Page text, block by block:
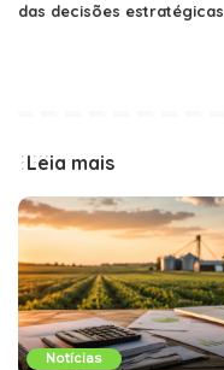
das decisões estratégicas
Leia mais
Notícias